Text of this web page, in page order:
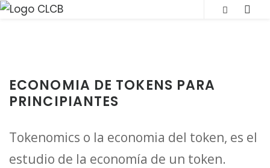
S
ECONOMIA DE TOKENS PARA
PRINCIPIANTES
Tokenomics o la economia del token, es el
estudio de la economía de un token.